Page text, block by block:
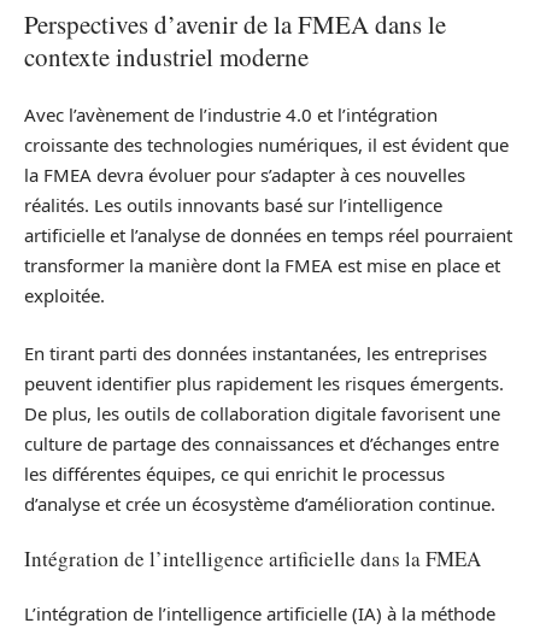
Perspectives d’avenir de la FMEA dans le
contexte industriel moderne
Avec l’avènement de l’industrie 4.0 et l’intégration
croissante des technologies numériques, il est évident que
la FMEA devra évoluer pour s’adapter à ces nouvelles
réalités. Les outils innovants basé sur l’intelligence
artificielle et l’analyse de données en temps réel pourraient
transformer la manière dont la FMEA est mise en place et
exploitée.
En tirant parti des données instantanées, les entreprises
peuvent identifier plus rapidement les risques émergents.
De plus, les outils de collaboration digitale favorisent une
culture de partage des connaissances et d’échanges entre
les différentes équipes, ce qui enrichit le processus
d’analyse et crée un écosystème d’amélioration continue.
Intégration de l’intelligence artificielle dans la FMEA
L’intégration de l’intelligence artificielle (IA) à la méthode